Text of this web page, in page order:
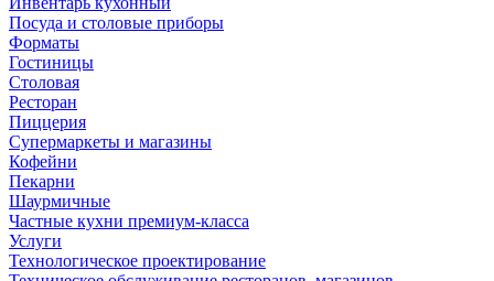
Посуда и столовые приборы
Форматы
Гостиницы
Столовая
Ресторан
Пиццерия
Супермаркеты и магазины
Кофейни
Пекарни
Шаурмичные
Частные кухни премиум-класса
Услуги
Технологическое проектирование